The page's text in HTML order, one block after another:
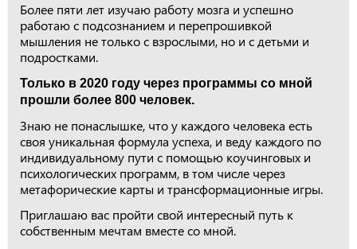
Более пяти лет изучаю работу мозга и успешно
работаю с подсознанием и перепрошивкой
мышления не только с взрослыми, но и с детьми и
подростками.
Только в 2020 году через программы со мной
прошли более 800 человек.
Знаю не понаслышке, что у каждого человека есть
своя уникальная формула успеха, и веду каждого по
индивидуальному пути с помощью коучинговых и
психологических программ, в том числе через
метафорические карты и трансформационные игры.
Приглашаю вас пройти свой интересный путь к
собственным мечтам вместе со мной.